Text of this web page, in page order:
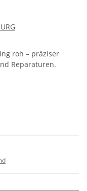
roh – präziser
Reparaturen.